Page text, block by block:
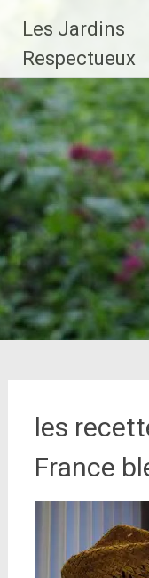
contenu
principal
Les Jardins
Respectueux
les
France